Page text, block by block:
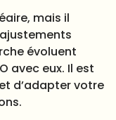
mais il
évoluent
avec eux. Il est
d’adapter votre